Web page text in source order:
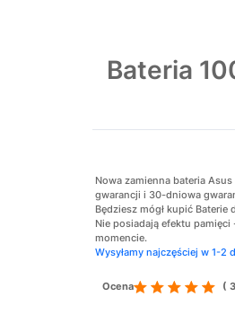
Bateria
Nowa zamienna bateria
gwarancji i 30-dniowa
Będziesz mógł kupić
Nie posiadają efektu
momencie.
Wysyłamy najczęściej w 1-2
Ocena (